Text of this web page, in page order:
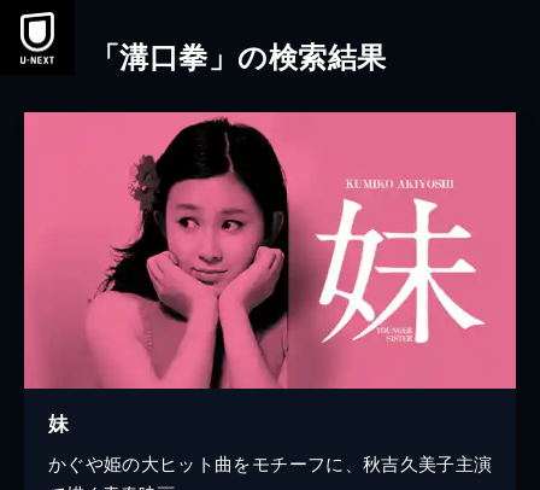
本文へスキップ
「溝口拳」の検索結果
妹
かぐや姫の大ヒット曲をモチーフに、秋吉久美子主演